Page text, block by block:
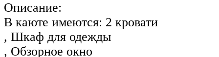
Описание:
В каюте имеются: 2 кровати
, Шкаф для одежды
, Обзорное окно